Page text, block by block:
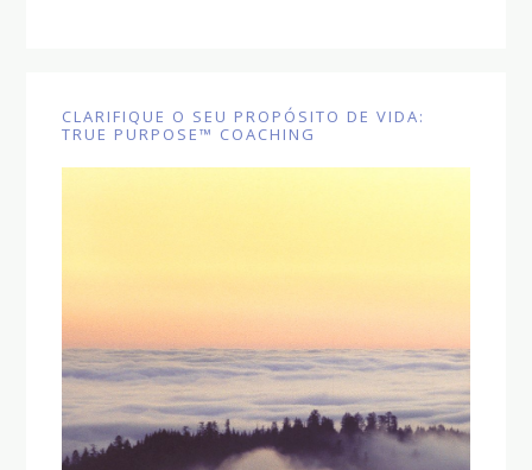
CLARIFIQUE O SEU PROPÓSITO DE VIDA:
TRUE PURPOSE™ COACHING